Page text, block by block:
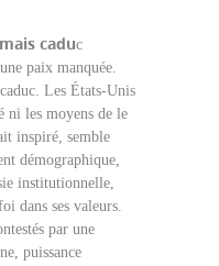
caduc
paix manquée.
Les États-Unis
ni les moyens de le
inspiré, semble
démographique,
institutionnelle,
dans ses valeurs.
par une
puissance